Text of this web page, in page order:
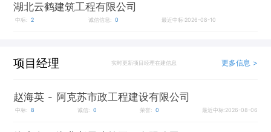
湖北云鹤建筑工程有限公司
中标: 2 诚信信息: 0 最近中标:2026-08-10
项目经理 实时更新项目经理在建信息 更多信息 >
赵海英 - 阿克苏市政工程建设有限公司
中标: 8 诚信: 0 荣誉: 0 最近中标:2026-08-06